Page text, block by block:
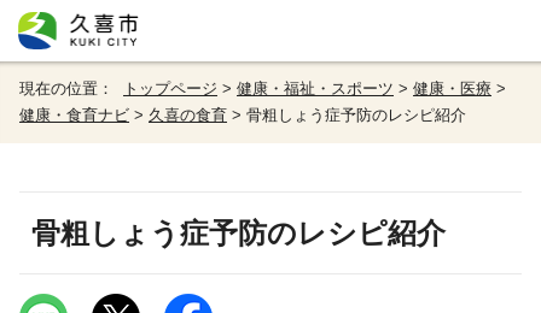
現在の位置： トップページ > 健康・福祉・スポーツ > 健康・医療 >
健康・食育ナビ > 久喜の食育 > 骨粗しょう症予防のレシピ紹介
骨粗しょう症予防のレシピ紹介